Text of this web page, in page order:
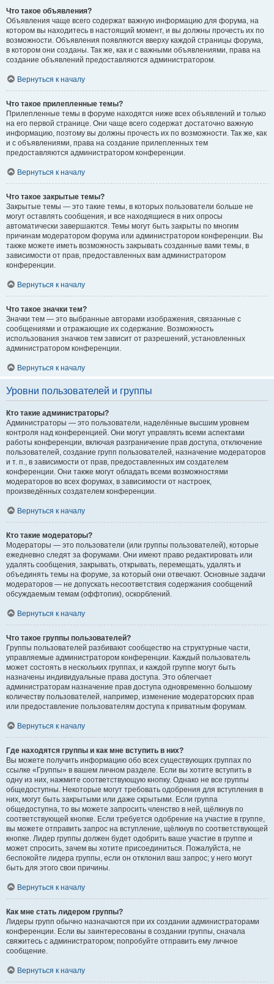
Что такое объявления?
Объявления чаще всего содержат важную информацию для форума, на
котором вы находитесь в настоящий момент, и вы должны прочесть их по
возможности. Объявления появляются вверху каждой страницы форума,
в котором они созданы. Так же, как и с важными объявлениями, права на
создание объявлений предоставляются администратором.
Вернуться к началу
Что такое прилепленные темы?
Прилепленные темы в форуме находятся ниже всех объявлений и только
на его первой странице. Они чаще всего содержат достаточно важную
информацию, поэтому вы должны прочесть их по возможности. Так же, как
и с объявлениями, права на создание прилепленных тем
предоставляются администратором конференции.
Вернуться к началу
Что такое закрытые темы?
Закрытые темы — это такие темы, в которых пользователи больше не
могут оставлять сообщения, и все находящиеся в них опросы
автоматически завершаются. Темы могут быть закрыты по многим
причинам модератором форума или администратором конференции. Вы
также можете иметь возможность закрывать созданные вами темы, в
зависимости от прав, предоставленных вам администратором
конференции.
Вернуться к началу
Что такое значки тем?
Значки тем — это выбранные авторами изображения, связанные с
сообщениями и отражающие их содержание. Возможность
использования значков тем зависит от разрешений, установленных
администратором конференции.
Вернуться к началу
Уровни пользователей и группы
Кто такие администраторы?
Администраторы — это пользователи, наделённые высшим уровнем
контроля над конференцией. Они могут управлять всеми аспектами
работы конференции, включая разграничение прав доступа, отключение
пользователей, создание групп пользователей, назначение модераторов
и т. п., в зависимости от прав, предоставленных им создателем
конференции. Они также могут обладать всеми возможностями
модераторов во всех форумах, в зависимости от настроек,
произведённых создателем конференции.
Вернуться к началу
Кто такие модераторы?
Модераторы — это пользователи (или группы пользователей), которые
ежедневно следят за форумами. Они имеют право редактировать или
удалять сообщения, закрывать, открывать, перемещать, удалять и
объединять темы на форуме, за который они отвечают. Основные задачи
модераторов — не допускать несоответствия содержания сообщений
обсуждаемым темам (оффтопик), оскорблений.
Вернуться к началу
Что такое группы пользователей?
Группы пользователей разбивают сообщество на структурные части,
управляемые администратором конференции. Каждый пользователь
может состоять в нескольких группах, и каждой группе могут быть
назначены индивидуальные права доступа. Это облегчает
администраторам назначение прав доступа одновременно большому
количеству пользователей, например, изменение модераторских прав
или предоставление пользователям доступа к приватным форумам.
Вернуться к началу
Где находятся группы и как мне вступить в них?
Вы можете получить информацию обо всех существующих группах по
ссылке «Группы» в вашем личном разделе. Если вы хотите вступить в
одну из них, нажмите соответствующую кнопку. Однако не все группы
общедоступны. Некоторые могут требовать одобрения для вступления в
них, могут быть закрытыми или даже скрытыми. Если группа
общедоступна, то вы можете запросить членство в ней, щёлкнув по
соответствующей кнопке. Если требуется одобрение на участие в группе,
вы можете отправить запрос на вступление, щёлкнув по соответствующей
кнопке. Лидер группы должен будет одобрить ваше участие в группе и
может спросить, зачем вы хотите присоединиться. Пожалуйста, не
беспокойте лидера группы, если он отклонил ваш запрос; у него могут
быть для этого свои причины.
Вернуться к началу
Как мне стать лидером группы?
Лидеры групп обычно назначаются при их создании администраторами
конференции. Если вы заинтересованы в создании группы, сначала
свяжитесь с администратором; попробуйте отправить ему личное
сообщение.
Вернуться к началу